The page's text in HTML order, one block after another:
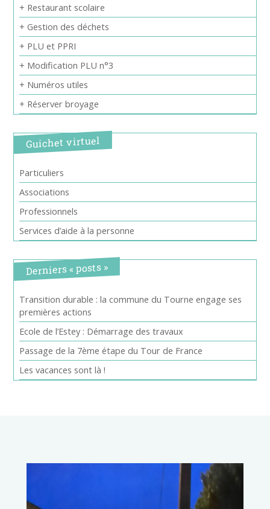
+ Restaurant scolaire
+ Gestion des déchets
+ PLU et PPRI
+ Modification PLU n°3
+ Numéros utiles
+ Réserver broyage
Guichet virtuel
Particuliers
Associations
Professionnels
Services d’aide à la personne
Derniers « posts »
Transition durable : la commune du Tourne engage ses
premières actions
Ecole de l’Estey : Démarrage des travaux
Passage de la 7ème étape du Tour de France
Les vacances sont là !